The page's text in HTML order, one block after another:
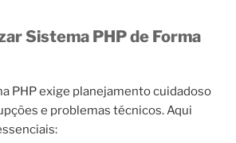
Sistema PHP de Forma
PHP exige planejamento cuidadoso
e problemas técnicos. Aqui